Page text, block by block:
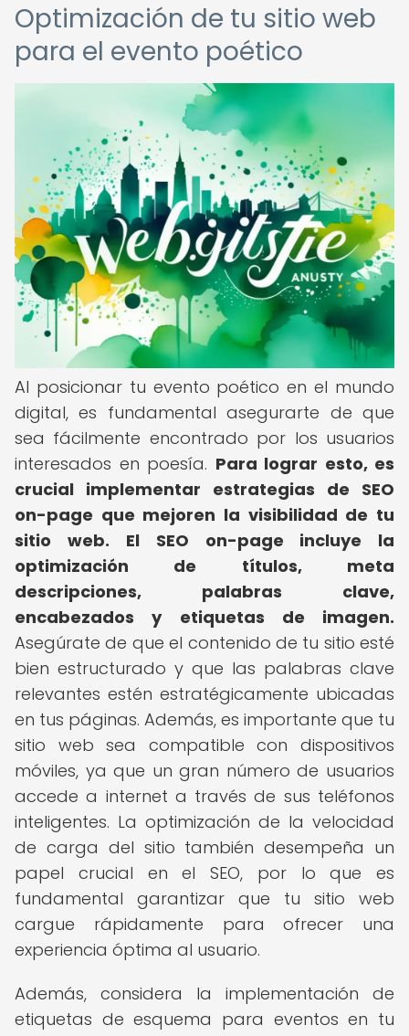
Optimización de tu sitio web
para el evento poético
Al posicionar tu evento poético en el mundo
digital, es fundamental asegurarte de que
sea fácilmente encontrado por los usuarios
interesados en poesía. Para lograr esto, es
crucial implementar estrategias de SEO
on-page que mejoren la visibilidad de tu
sitio web.
El SEO on-page incluye la
optimización de títulos, meta
descripciones, palabras clave,
encabezados y etiquetas de imagen.
Asegúrate de que el contenido de tu sitio esté
bien estructurado y que las palabras clave
relevantes estén estratégicamente ubicadas
en tus páginas. Además, es importante que tu
sitio web sea compatible con dispositivos
móviles, ya que un gran número de usuarios
accede a internet a través de sus teléfonos
inteligentes. La optimización de la velocidad
de carga del sitio también desempeña un
papel crucial en el SEO, por lo que es
fundamental garantizar que tu sitio web
cargue rápidamente para ofrecer una
experiencia óptima al usuario.
Además, considera la implementación de
etiquetas de esquema para eventos en tu